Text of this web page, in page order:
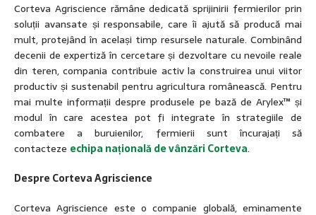
Corteva Agriscience rămâne dedicată sprijinirii fermierilor prin
soluții avansate și responsabile, care îi ajută să producă mai
mult, protejând în același timp resursele naturale. Combinând
decenii de expertiză în cercetare și dezvoltare cu nevoile reale
din teren, compania contribuie activ la construirea unui viitor
productiv și sustenabil pentru agricultura românească. Pentru
mai multe informații despre produsele pe bază de Arylex™ și
modul în care acestea pot fi integrate în strategiile de
combatere a buruienilor, fermierii sunt încurajați să
contacteze echipa națională de vânzări Corteva.
Despre Corteva Agriscience
Corteva Agriscience este o companie globală, eminamente